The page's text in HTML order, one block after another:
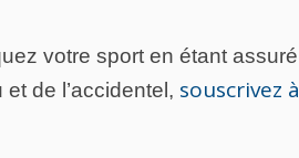
votre sport en étant assuré
de l’accidentel, souscrivez à